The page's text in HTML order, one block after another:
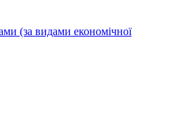
(за видами економічної